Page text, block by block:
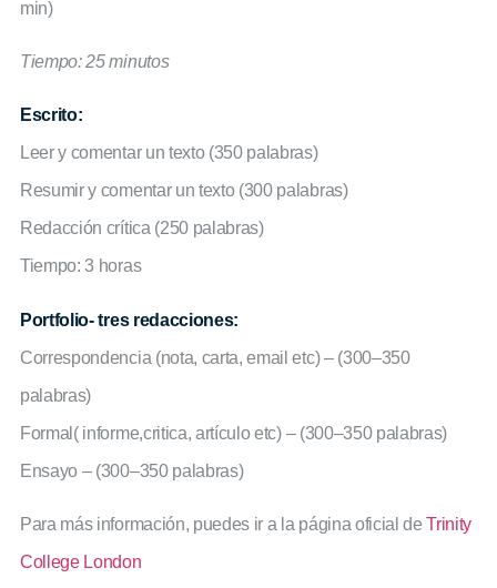
min)
Tiempo: 25 minutos
Escrito:
Leer y comentar un texto (350 palabras)
Resumir y comentar un texto (300 palabras)
Redacción crítica (250 palabras)
Tiempo: 3 horas
Portfolio- tres redacciones:
Correspondencia (nota, carta, email etc) – (300–350
palabras)
Formal( informe,critica, artículo etc) – (300–350 palabras)
Ensayo – (300–350 palabras)
Para más información, puedes ir a la página oficial deTrinity
College London